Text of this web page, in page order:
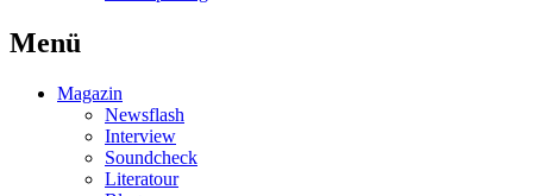
Menü
Magazin
Newsflash
Interview
Soundcheck
Literatour